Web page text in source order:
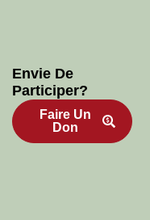
Envie De
Participer?
Faire Un
Don